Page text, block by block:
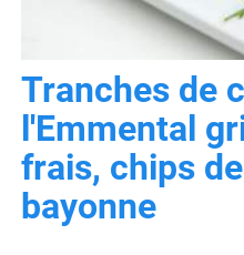
Tranches de
l'Emmental
frais, chips
bayonne